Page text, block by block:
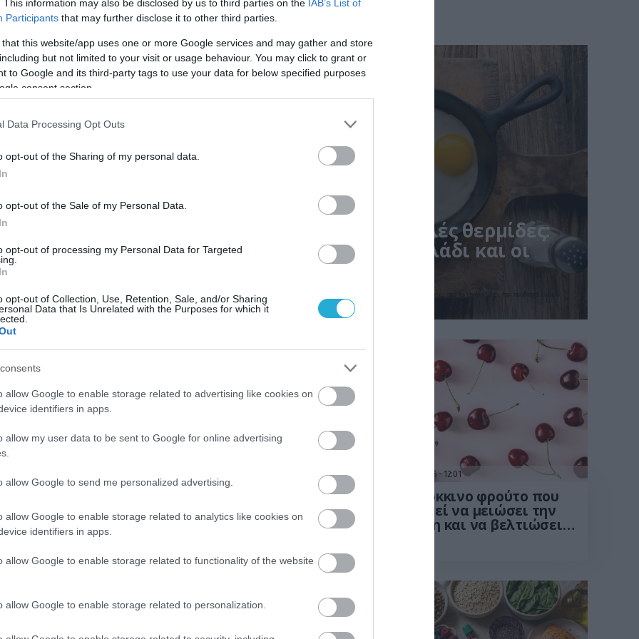
This information may also be disclosed by us to third parties on the IAB’s List of
Participants that may further disclose it to other third parties.
that this website/app uses one or more Google services and may gather and store
but not limited to your visit or usage behaviour. You may click to grant or
to Google and its third-party tags to use your data for below specified purposes
consent section.
Data Processing Opt Outs
opt-out of the Sharing of my personal data.
opt-out of the Sale of my Personal Data.
opt-out of processing my Personal Data for Targeted
opt-out of Collection, Use, Retention, Sale, and/or Sharing
Data that Is Unrelated with the Purposes for which it
allow Google to enable storage related to advertising like cookies on
identifiers in apps.
allow my user data to be sent to Google for online advertising
allow Google to send me personalized advertising.
allow Google to enable storage related to analytics like cookies on
identifiers in apps.
allow Google to enable storage related to functionality of the website
allow Google to enable storage related to personalization.
λαχανικά
επιλογές
σας
του καλοκαιριού
07.08.2026
Τηγανητά αυγά χωρίς πολλές θερμίδες:
Τα λάθη που αυξάνουν το λάδι και οι
Το αγαπημένο πρωινό μπορεί να γίνει πιο ελαφρύ με μικρές αλλαγές στον τρόπο μαγειρέματος, από το τηγάνι μέχρι την ποσότητα λαδιού
Αυτό είναι
με τα
που αυξάνει
Το τρόφιμο που «χτίζει»
γερά οστά και μειώνει
τον κίνδυνο καταγμάτων
15.07.2026 12:01
Το κόκκινο φρούτο που
μπορεί να μειώσει την
πίεση και να βελτιώσει